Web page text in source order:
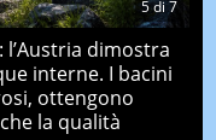
5di7
dimostra
interne. I bacini
ottengono
la qualità